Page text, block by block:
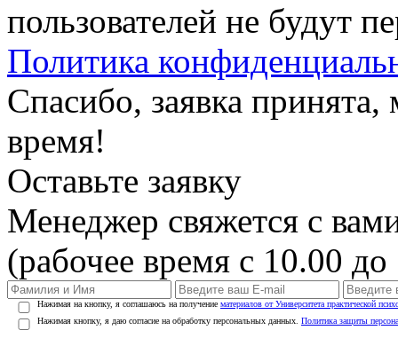
пользователей не будут
Политика
Спасибо, заявка
время!
Оставьте заявку
Менеджер свяжется с
(рабочее время с 10.00
Нажимая на кнопку, я соглашаюсь на получение материалов от Университета практической
Нажимая кнопку, я даю согласие на обработку персональных данных. Политика защиты